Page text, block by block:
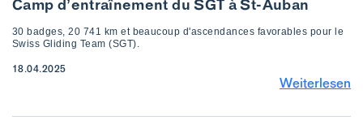
Camp d’entraînement du SGT à St-Auban
30 badges, 20 741 km et beaucoup d'ascendances favorables pour le
Swiss Gliding Team (SGT).
18.04.2025
Weiterlesen